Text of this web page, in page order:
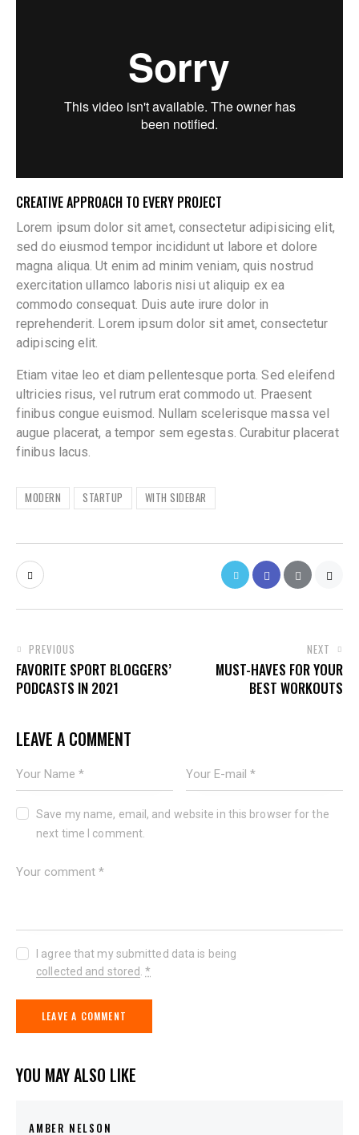
CREATIVE APPROACH TO EVERY PROJECT
Lorem ipsum dolor sit amet, consectetur adipisicing elit,
sed do eiusmod tempor incididunt ut labore et dolore
magna aliqua. Ut enim ad minim veniam, quis nostrud
exercitation ullamco laboris nisi ut aliquip ex ea
commodo consequat. Duis aute irure dolor in
reprehenderit. Lorem ipsum dolor sit amet, consectetur
adipiscing elit.
Etiam vitae leo et diam pellentesque porta. Sed eleifend
ultricies risus, vel rutrum erat commodo ut. Praesent
finibus congue euismod. Nullam scelerisque massa vel
augue placerat, a tempor sem egestas. Curabitur placerat
finibus lacus.
MODERN STARTUP WITH SIDEBAR
POST
NAVIGATION
PREVIOUS
FAVORITE SPORT BLOGGERS’
PODCASTS IN 2021
NEXT
MUST-HAVES FOR YOUR
BEST WORKOUTS
LEAVE A COMMENT
Save my name, email, and website in this browser for the
next time I comment.
I agree that my submitted data is being
collected and stored .*
YOU MAY ALSO LIKE
AMBER NELSON